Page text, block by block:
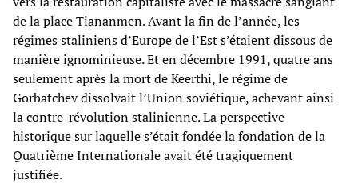
de la place Tiananmen. Avant la fin de l’année, les
régimes staliniens d’Europe de l’Est s’étaient dissous de
manière ignominieuse. Et en décembre 1991, quatre ans
seulement après la mort de Keerthi, le régime de
Gorbatchev dissolvait l’Union soviétique, achevant ainsi
la contre-révolution stalinienne. La perspective
historique sur laquelle s’était fondée la fondation de la
Quatrième Internationale avait été tragiquement
justifiée.